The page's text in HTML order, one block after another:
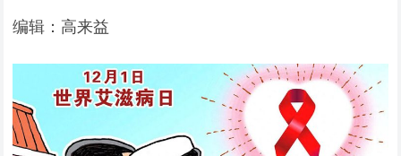
编辑：高来益